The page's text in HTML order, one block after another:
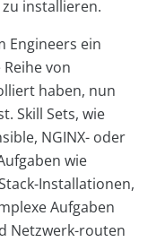
zu installieren.
Engineers ein
von
haben, nun
Skill Sets, wie
NGINX- oder
wie
Installationen,
Aufgaben
Netzwerk-routen